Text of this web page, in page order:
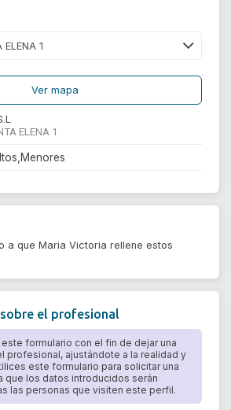
Ver mapa
ELENA 1
Menores
a que Maria Victoria rellene estos
el profesional
formulario con el fin de dejar una
profesional, ajustándote a la realidad y
este formulario para solicitar una
que los datos introducidos serán
las personas que visiten este perfil.